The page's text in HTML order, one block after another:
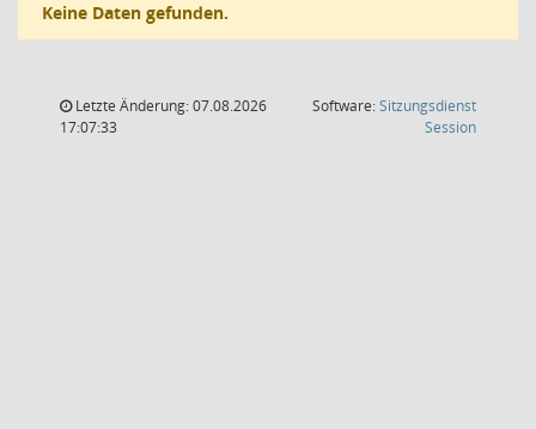
Keine Daten gefunden.
Letzte Änderung: 07.08.2026
17:07:33
Software:Sitzungsdienst
Session(Wird in